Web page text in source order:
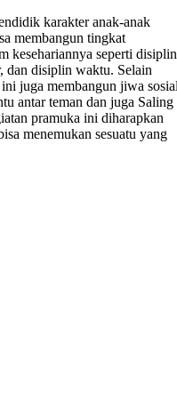
karakter anak-anak
membangun tingkat
kesehariannya seperti disiplin
dan disiplin waktu. Selain
juga membangun jiwa
antar teman dan juga Saling
pramuka ini diharapkan
menemukan sesuatu yang